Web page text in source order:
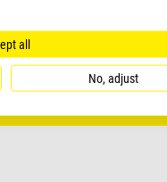
all
No, adjust